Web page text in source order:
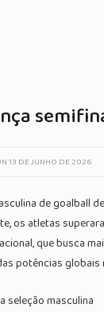
13 DE JUNHO DE 2026
de goalball
os atletas
que busca
potências globais
seleção masculina